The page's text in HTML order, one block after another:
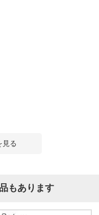
見る
もあります